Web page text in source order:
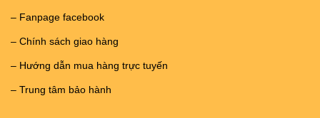
– Fanpage facebook
– Chính sách giao hàng
– Hướng dẫn mua hàng trực tuyến
– Trung tâm bảo hành